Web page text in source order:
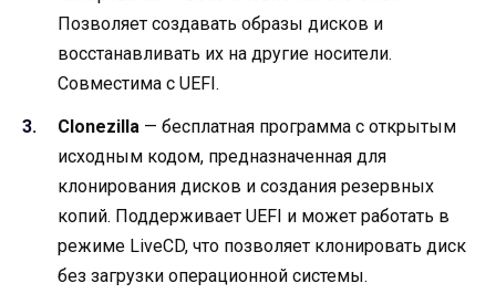
Позволяет создавать образы дисков и
восстанавливать их на другие носители.
Совместима с UEFI.
Clonezilla — бесплатная программа с открытым
исходным кодом, предназначенная для
клонирования дисков и создания резервных
копий. Поддерживает UEFI и может работать в
режиме LiveCD, что позволяет клонировать диск
без загрузки операционной системы.